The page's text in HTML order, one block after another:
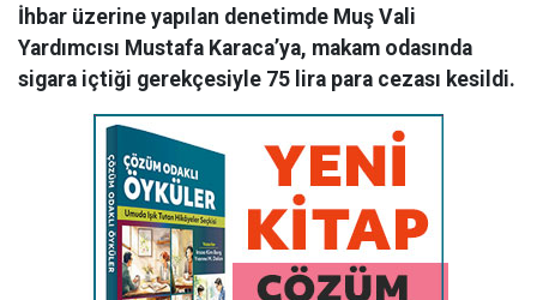
İhbar üzerine yapılan denetimde Muş Vali
Yardımcısı Mustafa Karaca’ya, makam odasında
sigara içtiği gerekçesiyle 75 lira para cezası kesildi.